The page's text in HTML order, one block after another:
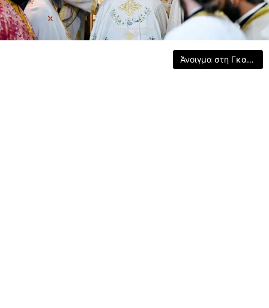
Άνοιγμα στη Γκαλερί